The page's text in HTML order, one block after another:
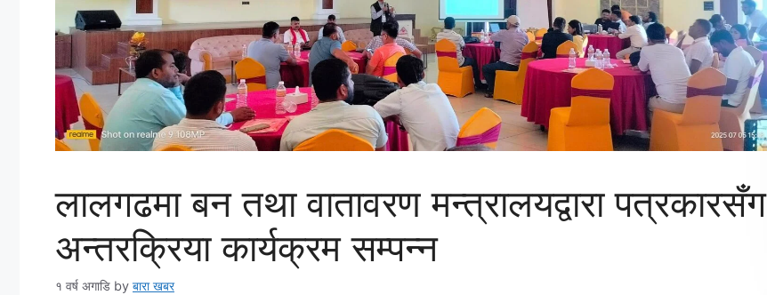
लालगढमा बन तथा वातावरण मन्त्रालयद्वारा पत्रकारसँग
अन्तरक्रिया कार्यक्रम सम्पन्न
१ वर्ष अगाडि by बारा खबर